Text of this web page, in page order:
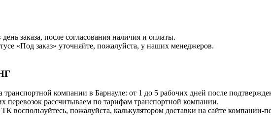
заказа, после согласования наличия и оплаты.
«Под заказ» уточняйте, пожалуйста, у наших менеджеров.
транспортной компании в Барнауле: от 1 до 5 рабочих дней после
перевозок рассчитываем по тарифам транспортной компании.
ТК воспользуйтесь, пожалуйста, калькулятором доставки на сайте